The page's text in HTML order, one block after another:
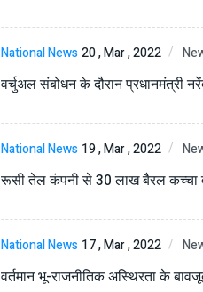
National News20 , Mar , 2022
वर्चुअल संबोधन के दौरान प्रधानमंत्री
National News 19 , Mar , 2022
रूसी तेल कंपनी से 30 लाख बैरल कच्चा
National News 17 , Mar , 2022
वर्तमान भू-राजनीतिक अस्थिरता के